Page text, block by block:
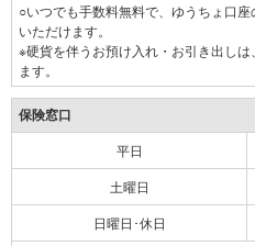
○いつでも手数料無料で、ゆうちょ口
いただけます。
※硬貨を伴うお預け入れ・お引き出し
ます。
保険窓口
平日
土曜日
日曜日･休日